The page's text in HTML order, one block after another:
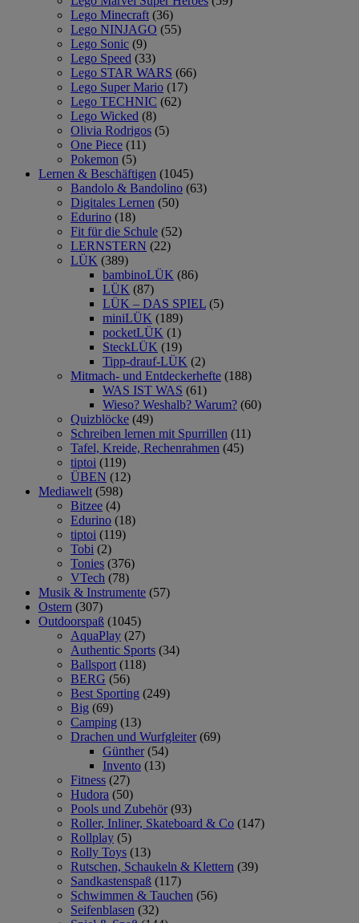
Lego Minecraft (36)
Lego NINJAGO (55)
Lego Sonic (9)
Lego Speed (33)
Lego STAR WARS (66)
Lego Super Mario (17)
Lego TECHNIC (62)
Lego Wicked (8)
Olivia Rodrigos (5)
One Piece (11)
Pokemon (5)
Lernen & Beschäftigen (1045)
Bandolo & Bandolino (63)
Digitales Lernen (50)
Edurino (18)
Fit für die Schule (52)
LERNSTERN (22)
LÜK (389)
bambinoLÜK (86)
LÜK (87)
LÜK – DAS SPIEL (5)
miniLÜK (189)
pocketLÜK (1)
SteckLÜK (19)
Tipp-drauf-LÜK (2)
Mitmach- und Entdeckerhefte (188)
WAS IST WAS (61)
Wieso? Weshalb? Warum? (60)
Quizblöcke (49)
Schreiben lernen mit Spurrillen (11)
Tafel, Kreide, Rechenrahmen (45)
tiptoi (119)
ÜBEN (12)
Mediawelt (598)
Bitzee (4)
Edurino (18)
tiptoi (119)
Tobi (2)
Tonies (376)
VTech (78)
Musik & Instrumente (57)
Ostern (307)
Outdoorspaß (1045)
AquaPlay (27)
Authentic Sports (34)
Ballsport (118)
BERG (56)
Best Sporting (249)
Big (69)
Camping (13)
Drachen und Wurfgleiter (69)
Günther (54)
Invento (13)
Fitness (27)
Hudora (50)
Pools und Zubehör (93)
Roller, Inliner, Skateboard & Co (147)
Rollplay (5)
Rolly Toys (13)
Rutschen, Schaukeln & Klettern (39)
Sandkastenspaß (117)
Schwimmen & Tauchen (56)
Seifenblasen (32)